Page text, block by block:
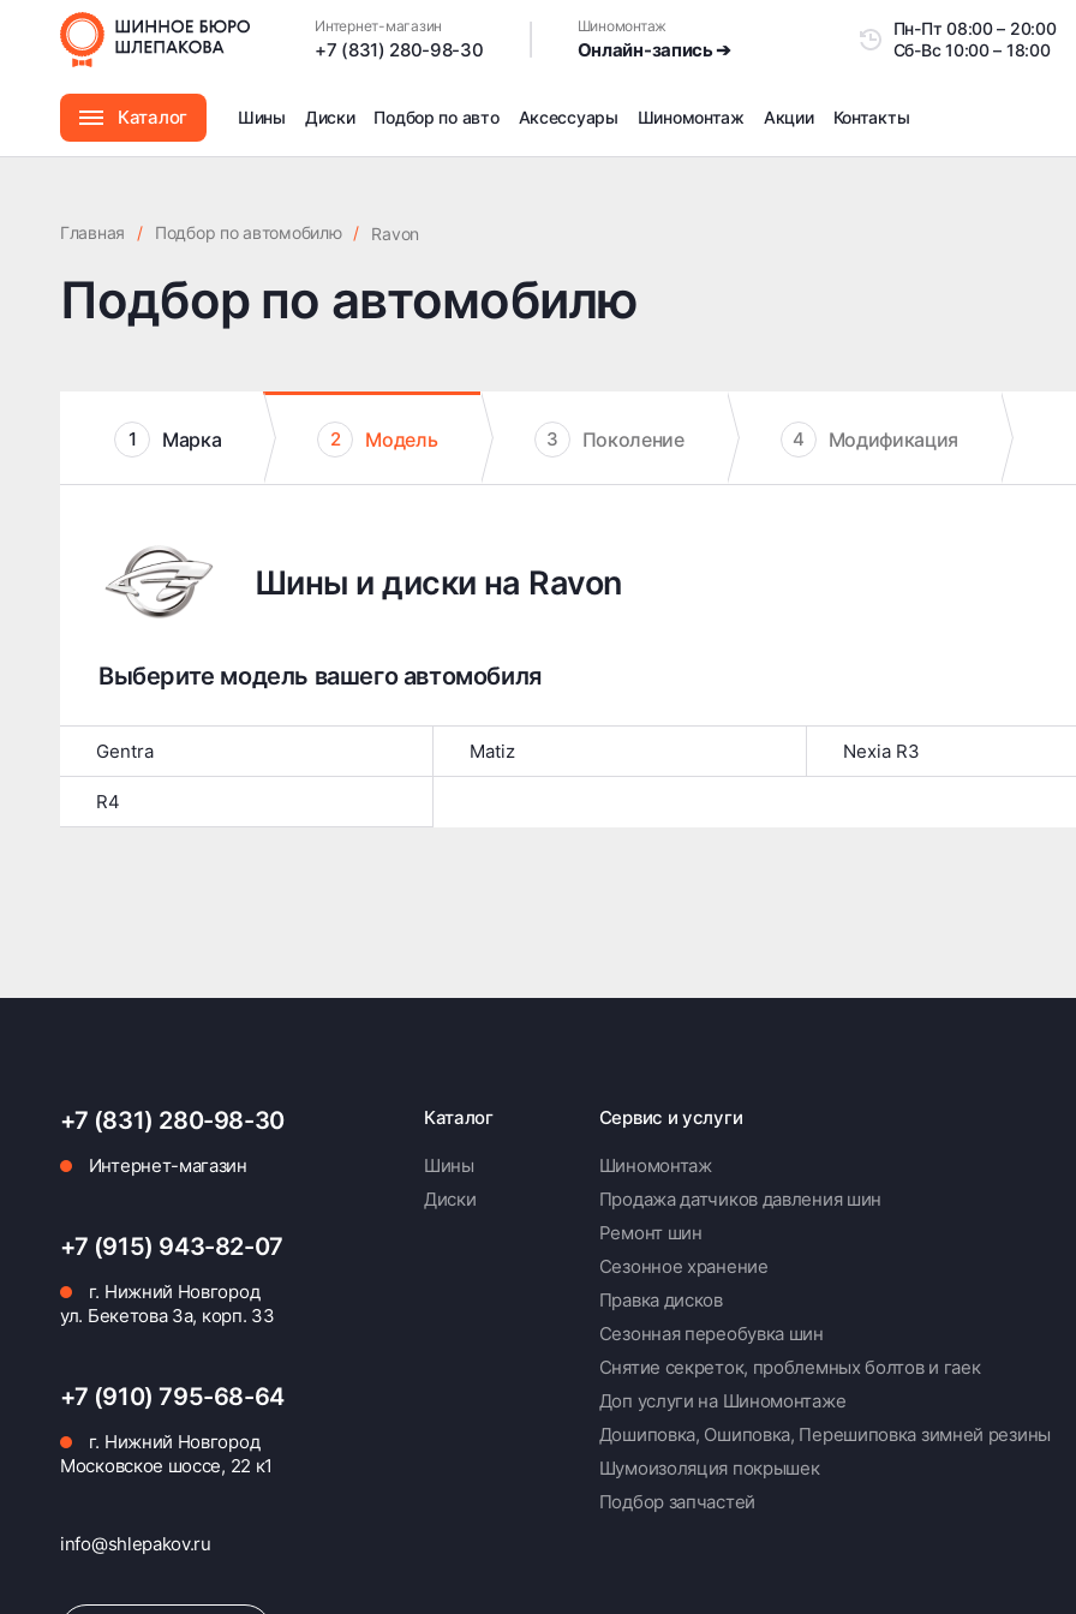
Интернет-магазин
+7 (831) 280-98-30
Шиномонтаж
Онлайн-запись ➔
Пн-Пт08:00 –
Сб-Вс10:00 – 18:00
Каталог
Автомасла
Шины Диски Подбор по авто Аксессуары Шиномонтаж
Сезонное хранение
Правка дисков
Доп услуги на Шиномонтаже
Дошиповка, Ошиповка, Перешиповка зимней резины
Шумоизоляция покрышек
Акции Контакты
Главная / Подбор по автомобилю / Ravon
Подбор по автомобилю
1 Марка 2 Модель 3 Поколение 4 Модификация
Шины и диски на Ravon
Выберите модель вашего автомобиля
Gentra Matiz Nexia R3
R4
+7 (831) 280-98-30
Интернет-магазин
+7 (915) 943-82-07
г. Нижний Новгород
ул. Бекетова 3а, корп. 33
+7 (910) 795-68-64
г. Нижний Новгород
Московское шоссе, 22 к1
info@shlepakov.ru
Каталог
Шины
Диски
Сервис и услуги
Шиномонтаж
Продажа датчиков давления шин
Ремонт шин
Сезонное хранение
Правка дисков
Сезонная переобувка шин
Снятие секреток, проблемных болтов и гаек
Доп услуги на Шиномонтаже
Дошиповка, Ошиповка, Перешиповка зимней резины
Шумоизоляция покрышек
Подбор запчастей